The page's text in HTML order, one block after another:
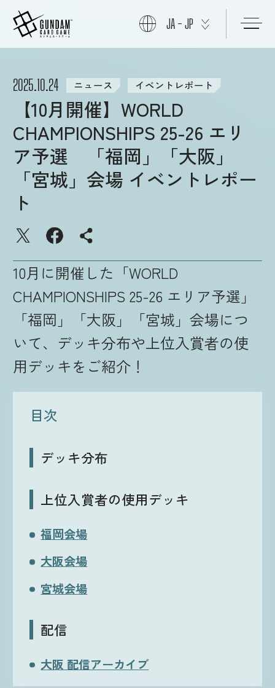
商品情報
ニュース
カード
イベント
ルール・Q&A
ショップ
JA - JP
2025.10.24 ニュース イベントレポート
【10月開催】WORLD
CHAMPIONSHIPS 25-26 エリ
ア予選 「福岡」「大阪」
「宮城」会場 イベントレポー
ト
10月に開催した「WORLD
CHAMPIONSHIPS 25-26 エリア予選」
「福岡」「大阪」「宮城」会場につ
いて、デッキ分布や上位入賞者の使
用デッキをご紹介！
目次
デッキ分布
上位入賞者の使用デッキ
福岡会場
大阪会場
宮城会場
配信
大阪 配信アーカイブ